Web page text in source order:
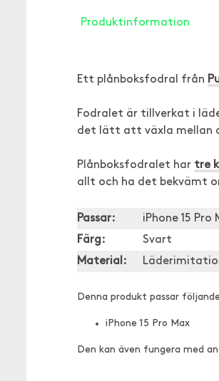
Produktinformation
Ett plånboksfodral från
Fodralet är tillverkat i
det lätt att växla mellan
Plånboksfodralet har tre
allt och ha det bekvämt
Passar:
iPhone 15 Pro
Färg:
Svart
Material:
Denna produkt passar
iPhone 15 Pro Max
Den kan även fungera med